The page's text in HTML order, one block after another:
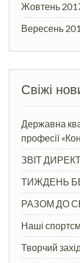
Жовтень
Вересень
Свіжі
Державна
професії
ЗВІТ
ТИЖДЕНЬ
РАЗОМ ДО
Наші
Творчий